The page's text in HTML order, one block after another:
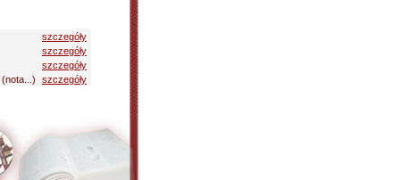
szczegóły
szczegóły
szczegóły
(nota...) szczegóły